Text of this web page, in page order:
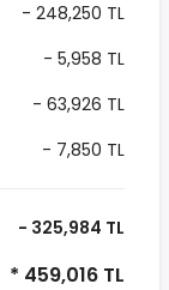
- 248,250 TL
- 5,958 TL
- 63,926 TL
- 7,850 TL
- 325,984 TL
* 459,016 TL